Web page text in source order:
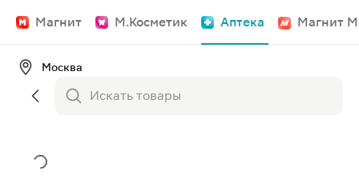
Магнит М.Косметик Аптека Магнит
Москва